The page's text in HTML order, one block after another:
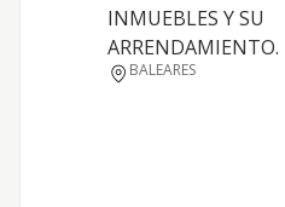
INMUEBLES Y SU
ARRENDAMIENTO.
BALEARES